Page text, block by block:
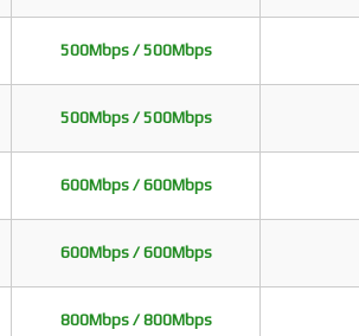
500Mbps / 500Mbps
500Mbps / 500Mbps
600Mbps / 600Mbps
600Mbps / 600Mbps
800Mbps / 800Mbps